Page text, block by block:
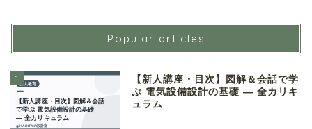
Popular articles
1
【新人講座・目次】図解＆会話で学
ぶ 電気設備設計の基礎 ― 全カリキ
ュラム